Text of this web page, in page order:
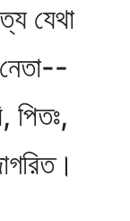
যেথা
নেতা--
পিতঃ,